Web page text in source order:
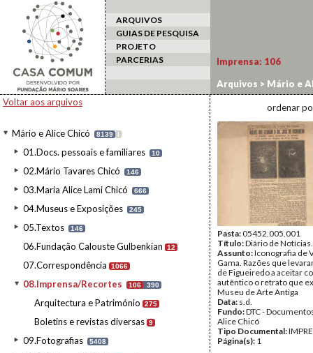
ARQUIVOS
GUIAS DE PESQUISA
PROJETO
PARCERIAS
Voltar aos arquivos
Mário e Alice Chicó 8139 I
01.Docs. pessoais e familiares 10
02.Mário Tavares Chicó 146
03.Maria Alice Lami Chicó 666
04.Museus e Exposições 245
05.Textos 146
06.Fundação Calouste Gulbenkian 12
07.Correspondência 1066
08.Imprensa/Recortes 106 390
Arquitectura e Património 275
Boletins e revistas diversas 9
09.Fotografias 5408
Imprensa: 106
Arquivos > Mário e
ordenar
Pasta:05452.005.001
Título:Diário de Notícias.
Assunto:Iconografia de
Gama. Razões que
de Figueiredo a aceitar
autêntico o retrato que
Museu de Arte Antiga
Data: s.d.
Fundo:DTC -
Alice Chicó
Tipo Documental:
Página(s): 1